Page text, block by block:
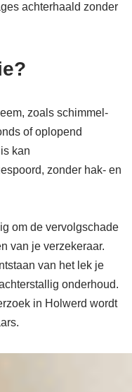
achterhaald zonder
zoals schimmel-
of oplopend
kan
zonder hak- en
om de vervolgschade
van je verzekeraar.
van het lek je
onderhoud.
in Holwerd wordt